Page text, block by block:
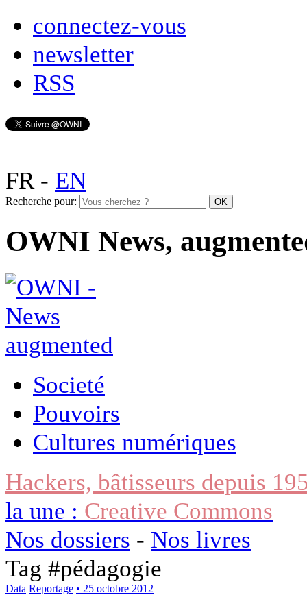
connectez-vous
newsletter
RSS
FR- EN
Recherche pour:
OWNI News,
Societé
Pouvoirs
Cultures numériques
Hackers, bâtisseurs depuis
la une : Creative Commons
Nos dossiers - Nos livres
Tag #pédagogie
Data Reportage • 25 octobre 2012